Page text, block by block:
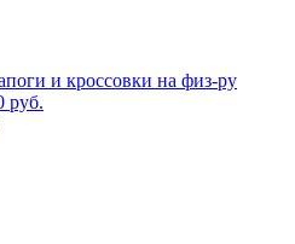
и кроссовки на физ-ру
руб.